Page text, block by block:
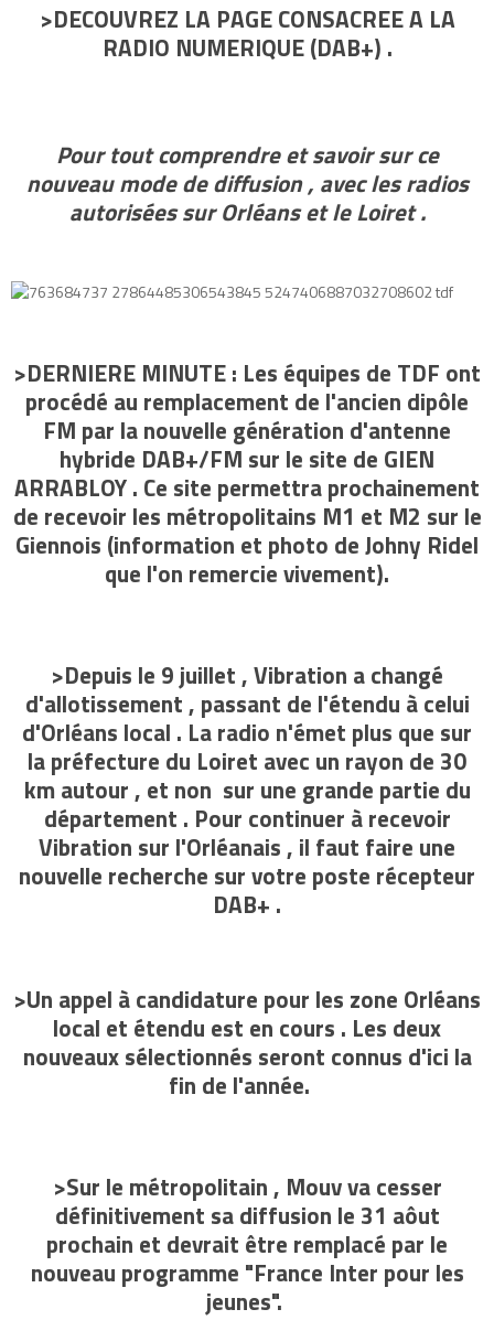
>DECOUVREZ LA PAGE CONSACREE A LA
RADIO NUMERIQUE (DAB+) .
Pour tout comprendre et savoir sur ce
nouveau mode de diffusion , avec les radios
autorisées sur Orléans et le Loiret .
>DERNIERE MINUTE : Les équipes de TDF ont
procédé au remplacement de l'ancien dipôle
FM par la nouvelle génération d'antenne
hybride DAB+/FM sur le site de GIEN
ARRABLOY . Ce site permettra prochainement
de recevoir les métropolitains M1 et M2 sur le
Giennois (information et photo de Johny Ridel
que l'on remercie vivement).
>Depuis le 9 juillet , Vibration a changé
d'allotissement , passant de l'étendu à celui
d'Orléans local . La radio n'émet plus que sur
la préfecture du Loiret avec un rayon de 30
km autour , et non sur une grande partie du
département . Pour continuer à recevoir
Vibration sur l'Orléanais , il faut faire une
nouvelle recherche sur votre poste récepteur
DAB+ .
>Un appel à candidature pour les zone Orléans
local et étendu est en cours . Les deux
nouveaux sélectionnés seront connus d'ici la
fin de l'année.
>Sur le métropolitain , Mouv va cesser
définitivement sa diffusion le 31 aôut
prochain et devrait être remplacé par le
nouveau programme "France Inter pour les
jeunes".